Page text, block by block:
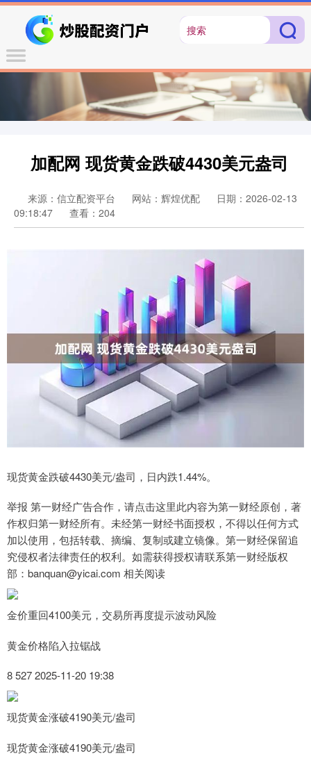
加配网 现货黄金跌破4430美元盎司
来源：信立配资平台 网站：辉煌优配
日期：2026-02-13
09:18:47
查看：204
现货黄金跌破4430美元/盎司，日内跌1.44%。
举报 第一财经广告合作，请点击这里此内容为第一财经原创，著
作权归第一财经所有。未经第一财经书面授权，不得以任何方式
加以使用，包括转载、摘编、复制或建立镜像。第一财经保留追
究侵权者法律责任的权利。如需获得授权请联系第一财经版权
部：banquan@yicai.com 相关阅读
金价重回4100美元，交易所再度提示波动风险
黄金价格陷入拉锯战
8 527 2025-11-20 19:38
现货黄金涨破4190美元/盎司
现货黄金涨破4190美元/盎司